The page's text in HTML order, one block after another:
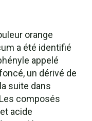
orange
a été identifié
appelé
un dérivé de
suite dans
composés
acide